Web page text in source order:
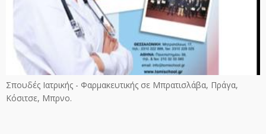
Σπουδές Ιατρικής - Φαρμακευτικής σε Μπρατισλάβα, Πράγα,
Κόσιτσε, Μπρνο.